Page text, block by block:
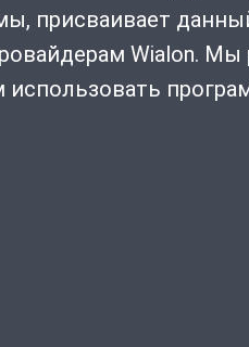
присваивает
Wialon.
использовать